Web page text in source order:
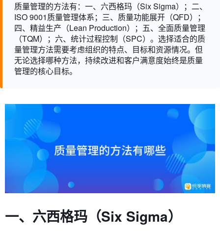
质量管理的方法有：一、六西格玛（Six Sigma）；二、
ISO 9001质量管理体系；三、质量功能展开（QFD）；
四、精益生产（Lean Production）；五、全面质量管理
（TQM）；六、统计过程控制（SPC）。选择适合的质
量管理方法需要考虑组织的特点、目标和资源情况。但
无论选择哪种方法，持续改进和客户满意度始终是质量
管理的核心目标。
一、六西格玛（Six Sigma）